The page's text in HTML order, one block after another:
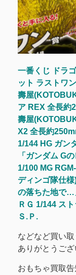
一番くじ ドラ
ット ラストワ
壽屋
ア REX 全長約
壽屋
X2 全長約
1/144 HG ガン
「ガンダム G
1/100 MG
ディンゴ隊仕
の落ちた地で…
ＲＧ 1/144 ス
Ｓ.Ｐ.
などなど買い
ありがとうご
おもちゃ買取